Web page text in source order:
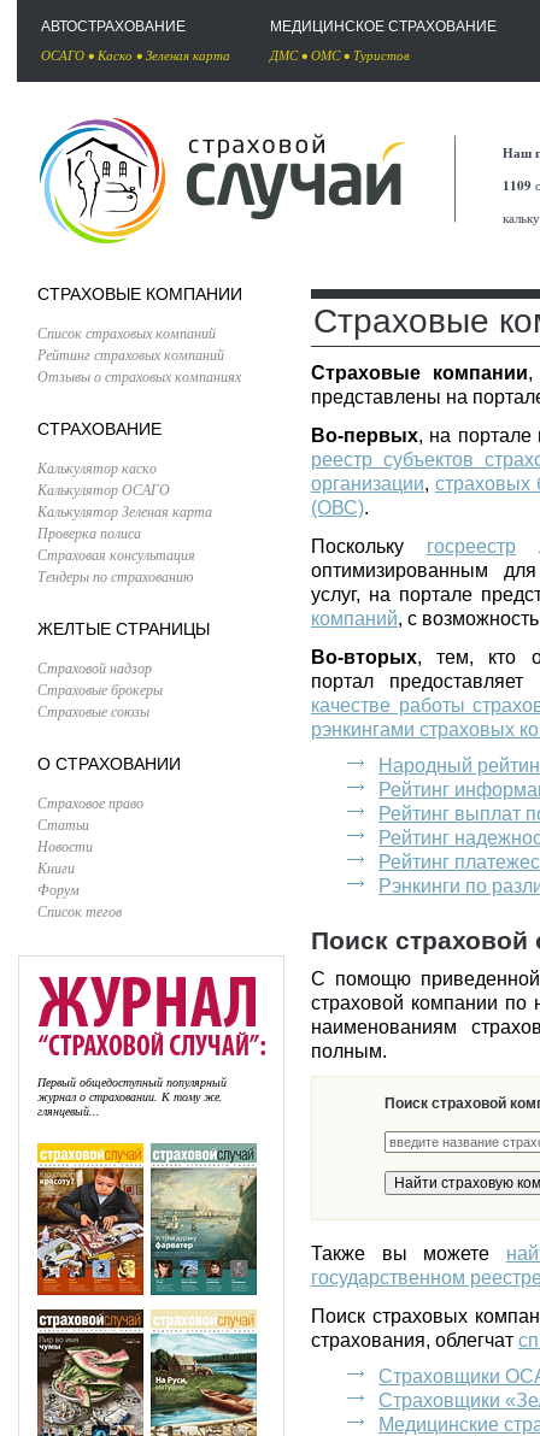
АВТОСТРАХОВАНИЕ
ОСАГО • Каско • Зеленая карта
МЕДИЦИНСКОЕ СТРАХОВАНИЕ
ДМС• ОМС• Туристов
Наш
1109
СТРАХОВЫЕ КОМПАНИИ
Список страховых компаний
Рейтинг страховых компаний
Отзывы о страховых компаниях
СТРАХОВАНИЕ
Калькулятор каско
Калькулятор ОСАГО
Калькулятор Зеленая карта
Проверка полиса
Страховая консультация
Тендеры по страхованию
ЖЕЛТЫЕ СТРАНИЦЫ
Страховой надзор
Страховые брокеры
Страховые союзы
О СТРАХОВАНИИ
Страховое право
Статьи
Новости
Книги
Форум
Список тегов
Первый общедоступный популярный
журнал о страховании. К тому же,
глянцевый...
Страховые
Страховые компании,
представлены на
Во-первых, на
реестр субъектов
организации, страховых
(ОВС).
Поскольку госреестр
оптимизированным
услуг, на портале
компаний, с
Во-вторых, тем, кто
портал
качестве работы
рэнкингами страховых
Народный
Рейтинг
Рейтинг выплат
Рейтинг
Рейтинг
Рэнкинги по
Поиск страховой
С помощю
страховой компании по
наименованиям
полным.
Поиск страховой
Также вы можете
государственном
Поиск страховых
страхования, облегчат
Страховщики
Страховщики
Медицинские